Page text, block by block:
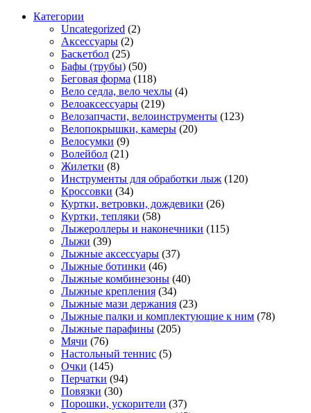
Категории
Uncategorized (2)
Аксессуары (2)
Баскетбол (25)
Бафы (трубы) (50)
Беговая форма (118)
Вело седла, вело чехлы (4)
Велоаксессуары (219)
Велозапчасти, велоинструменты (123)
Велопокрышки, камеры (20)
Велосумки (9)
Волейбол (21)
Жилетки (8)
Инструменты для обработки лыж (120)
Кроссовки (34)
Куртки, ветровки, дождевики (26)
Куртки, тепляки (58)
Лыжероллеры и наконечники (115)
Лыжи (39)
Лыжные аксессуары (37)
Лыжные ботинки (46)
Лыжные комбинезоны (40)
Лыжные крепления (34)
Лыжные мази держания (23)
Лыжные палки и комплектующие к ним (78)
Лыжные парафины (205)
Мячи (76)
Настольный теннис (5)
Очки (145)
Перчатки (94)
Повязки (30)
Порошки, ускорители (37)